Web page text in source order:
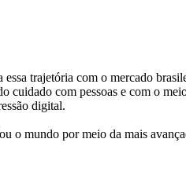
trajetória com o mercado
com pessoas e com o
digital.
o mundo por meio da mais